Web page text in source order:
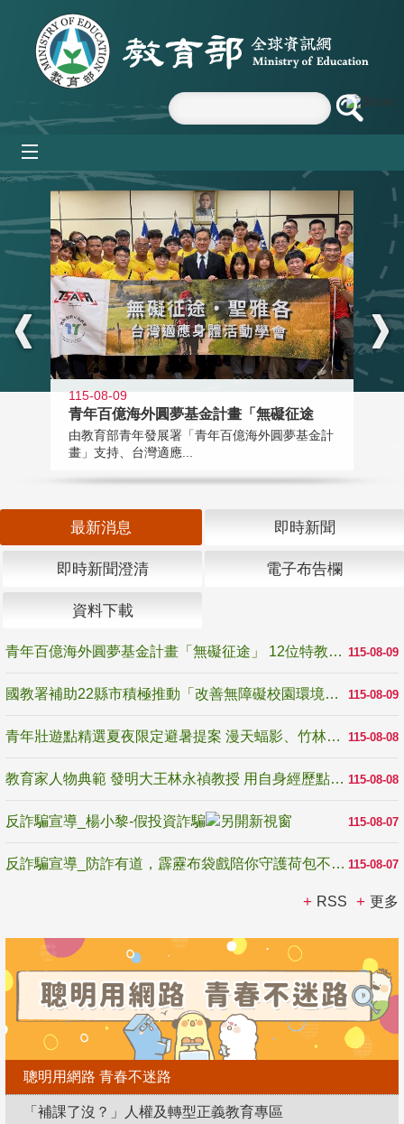
跳到主要內容區塊
:::
115-08-09
青年百億海外圓夢基金計畫「無礙征途
由教育部青年發展署「青年百億海外圓夢基金計
畫」支持、台灣適應...
最新消息 即時新聞
即時新聞澄清 電子布告欄
資料下載
115-08-09
青年百億海外圓夢基金計畫「無礙征途」 12位特教與弱勢青年勇闖西班牙 跨越感官限制見證生命蛻變
115-08-09
國教署補助22縣市積極推動「改善無障礙校園環境計畫」 打造友善、安全、無礙學習空間
115-08-08
青年壯遊點精選夏夜限定避暑提案 漫天蝠影、竹林尋蛙、茶香夜觀 邀青年暮色出發
115-08-08
教育家人物典範 發明大王林永禎教授 用自身經歷點亮學生的路
115-08-07
反詐騙宣導_楊小黎-假投資詐騙
115-08-07
反詐騙宣導_防詐有道，霹靂布袋戲陪你守護荷包不受騙
RSS 更多
聰明用網路 青春不迷路
「補課了沒？」人權及轉型正義教育專區